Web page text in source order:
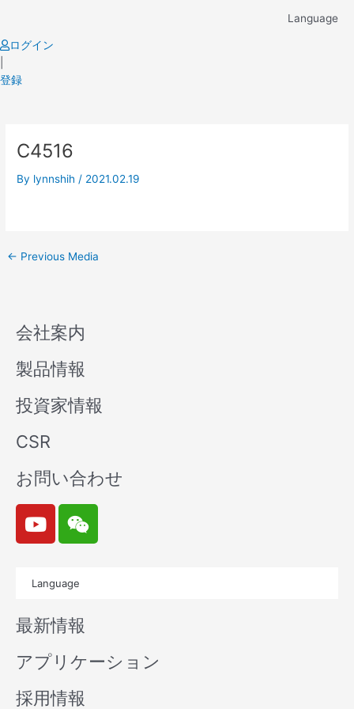
content
Language
ログイン
登録
C4516
By lynnshih / 2021.02.19
navigation
← Previous Media
会社案内
製品情報
投資家情報
CSR
お問い合わせ
Y
o
u
b
e
W
e
i
n
Language
最新情報
アプリケーション
採用情報